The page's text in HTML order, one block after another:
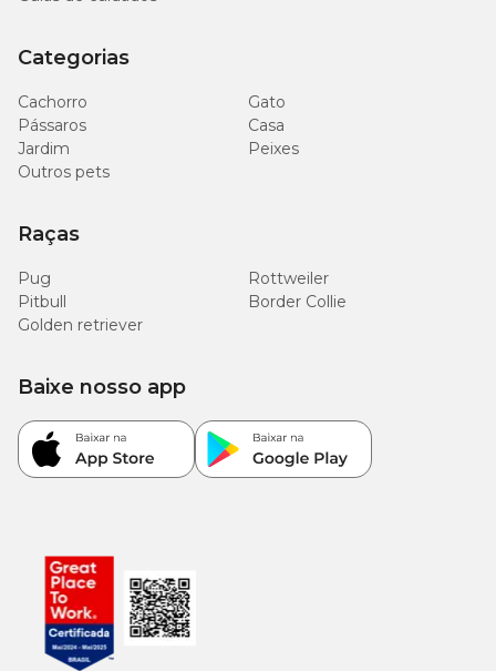
Categorias
Cachorro
Gato
Pássaros
Casa
Jardim
Peixes
Outros pets
Raças
Pug
Rottweiler
Pitbull
Border Collie
Golden retriever
Baixe nosso app